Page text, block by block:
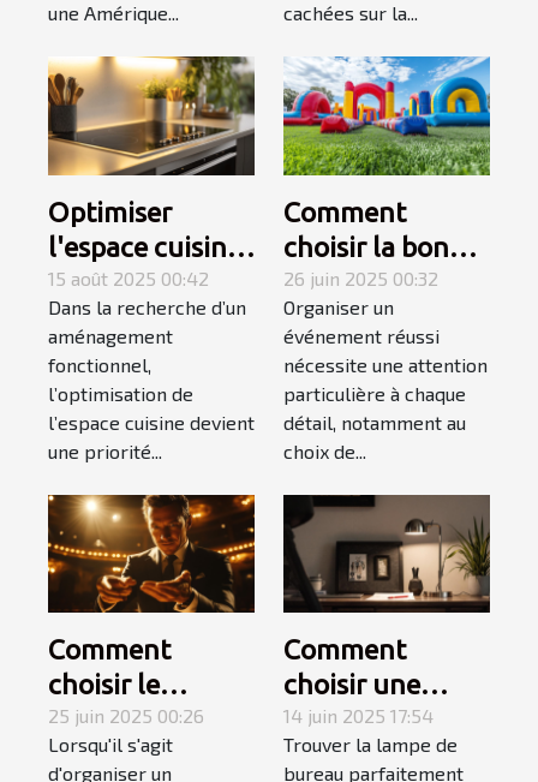
une Amérique...
cachées sur la...
Optimiser
l'espace cuisine
avec une plaque
électrique
adaptée
15 août 2025 00:42
Dans la recherche d’un
aménagement
fonctionnel,
l’optimisation de
l’espace cuisine devient
une priorité...
Comment
choisir la bonne
structure
gonflable pour
votre
événement ?
26 juin 2025 00:32
Organiser un
événement réussi
nécessite une attention
particulière à chaque
détail, notamment au
choix de...
Comment
choisir le
meilleur
magicien
25 juin 2025 00:26
Lorsqu'il s'agit
d'organiser un
Comment
choisir une
lampe de
bureau adaptée
14 juin 2025 17:54
Trouver la lampe de
bureau parfaitement